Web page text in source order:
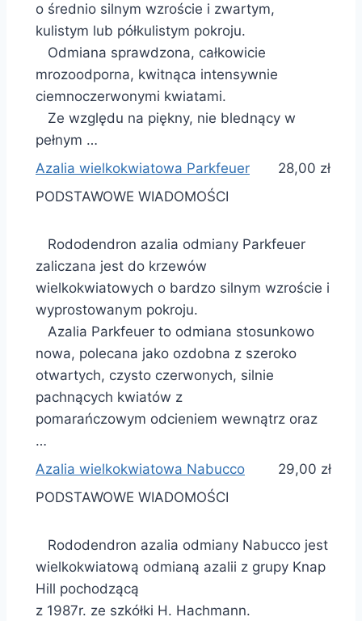
o średnio silnym wzroście i zwartym,
kulistym lub półkulistym pokroju.
Odmiana sprawdzona, całkowicie
mrozoodporna, kwitnąca intensywnie
ciemnoczerwonymi kwiatami.
Ze względu na piękny, nie blednący w
pełnym …
Azalia wielkokwiatowa Parkfeuer
28,00 zł
PODSTAWOWE WIADOMOŚCI
Rododendron azalia odmiany Parkfeuer
zaliczana jest do krzewów
wielkokwiatowych o bardzo silnym wzroście i
wyprostowanym pokroju.
Azalia Parkfeuer to odmiana stosunkowo
nowa, polecana jako ozdobna z szeroko
otwartych, czysto czerwonych, silnie
pachnących kwiatów z
pomarańczowym odcieniem wewnątrz oraz
…
Azalia wielkokwiatowa Nabucco
29,00 zł
PODSTAWOWE WIADOMOŚCI
Rododendron azalia odmiany Nabucco jest
wielkokwiatową odmianą azalii z grupy Knap
Hill pochodzącą
z 1987r. ze szkółki H. Hachmann.